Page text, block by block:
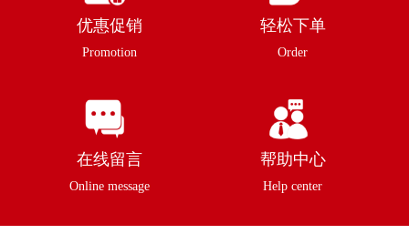
优惠促销
Promotion
轻松下单
Order
在线留言
Online message
帮助中心
Help center